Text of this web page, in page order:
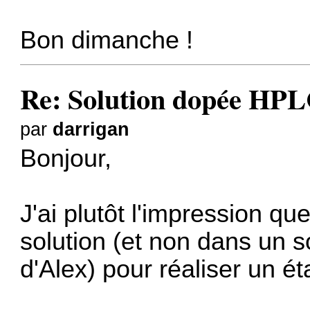
Bon dimanche !
Re: Solution dopée
par darrigan
Bonjour,
J'ai plutôt l'impression
solution (et non dans un
d'Alex) pour réaliser un